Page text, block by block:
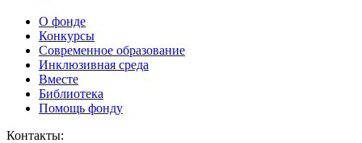
О фонде
Конкурсы
Современное образование
Инклюзивная среда
Вместе
Библиотека
Помощь фонду
Контакты: